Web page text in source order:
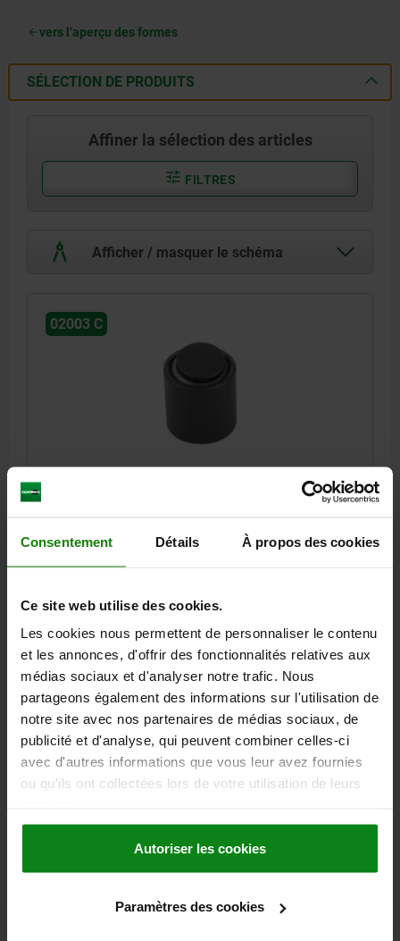
Consentement Détails À propos des cookies
Ce site web utilise des cookies.
Les cookies nous permettent de personnaliser le contenu
et les annonces, d'offrir des fonctionnalités relatives aux
médias sociaux et d'analyser notre trafic. Nous
partageons également des informations sur l'utilisation de
notre site avec nos partenaires de médias sociaux, de
publicité et d'analyse, qui peuvent combiner celles-ci
avec d'autres informations que vous leur avez fournies
ou qu'ils ont collectées lors de votre utilisation de leurs
Autoriser les cookies
Paramètres des cookies
vers l’aperçu des formes
SÉLECTION DE PRODUITS
Affiner la sélection des articles
FILTRES
Afficher / masquer le schéma
02003 C
D1=17, FORME:C ACIER DE TRAITEMENT, INSERT
FILETAGE=M6 DIAMÈTRE EXTÉRIEUR=17 FORME=C D3=10
HAUTEUR=22 H1=4
CAPACITÉ DE CHARGE KN MAX. (CHARGES STATIQUES
UNIQUEMENT)=28
Référence:02003-117X022
77,03 €
hors frais d’envoi
02003 C